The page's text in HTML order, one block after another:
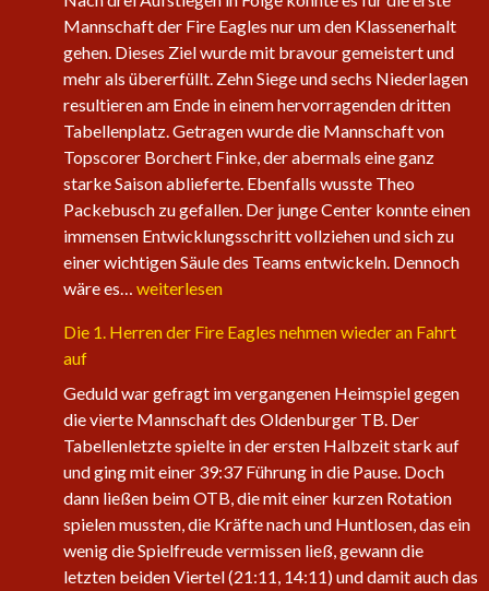
Mannschaft der Fire Eagles nur um den Klassenerhalt
gehen. Dieses Ziel wurde mit bravour gemeistert und
mehr als übererfüllt. Zehn Siege und sechs Niederlagen
resultieren am Ende in einem hervorragenden dritten
Tabellenplatz. Getragen wurde die Mannschaft von
Topscorer Borchert Finke, der abermals eine ganz
starke Saison ablieferte. Ebenfalls wusste Theo
Packebusch zu gefallen. Der junge Center konnte einen
immensen Entwicklungsschritt vollziehen und sich zu
einer wichtigen Säule des Teams entwickeln. Dennoch
wäre es… Saisonabschluss
Herrenteams
weiterlesen
Die 1. Herren der Fire Eagles nehmen wieder an Fahrt
auf
Geduld war gefragt im vergangenen Heimspiel gegen
die vierte Mannschaft des Oldenburger TB. Der
Tabellenletzte spielte in der ersten Halbzeit stark auf
und ging mit einer 39:37 Führung in die Pause. Doch
dann ließen beim OTB, die mit einer kurzen Rotation
spielen mussten, die Kräfte nach und Huntlosen, das ein
wenig die Spielfreude vermissen ließ, gewann die
letzten beiden Viertel (21:11, 14:11) und damit auch das